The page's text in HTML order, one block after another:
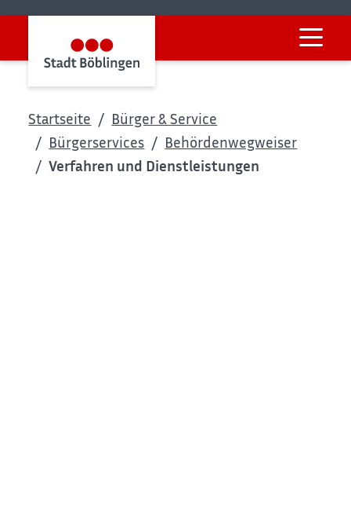
Startseite
Bürger & Service
Bürgerservices
Behördenwegweiser
Verfahren und Dienstleistungen